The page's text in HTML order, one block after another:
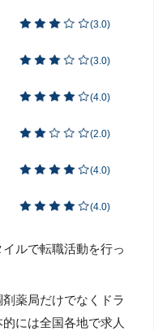
(3.0)
(3.0)
(4.0)
(2.0)
(4.0)
(4.0)
ルで転職活動を行っ
薬局だけでなくドラ
には全国各地で求人